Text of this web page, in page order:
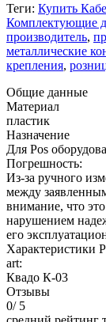
Теги: Купить
Комплектующие
производитель,
металлические
крепления,
Общие данные
Материал
пластик
Назначение
Для Pos
Погрешность:
Из-за ручного
между
внимание, что
нарушением
его
Характеристики
art:
Квадо К-03
Отзывы
0/ 5